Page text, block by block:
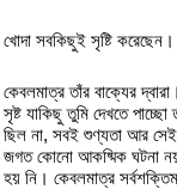
খোদা সবকিছুই সৃষ্টি
কেবলমাত্র তাঁর বাক্যের
সৃষ্ট যাকিছু তুমি দেখতে
ছিল না, সবই শুণ্যতা আর সেই
জগত কোনো আকষ্মিক ঘটনা নয়,
হয় নি। কেবলমাত্র